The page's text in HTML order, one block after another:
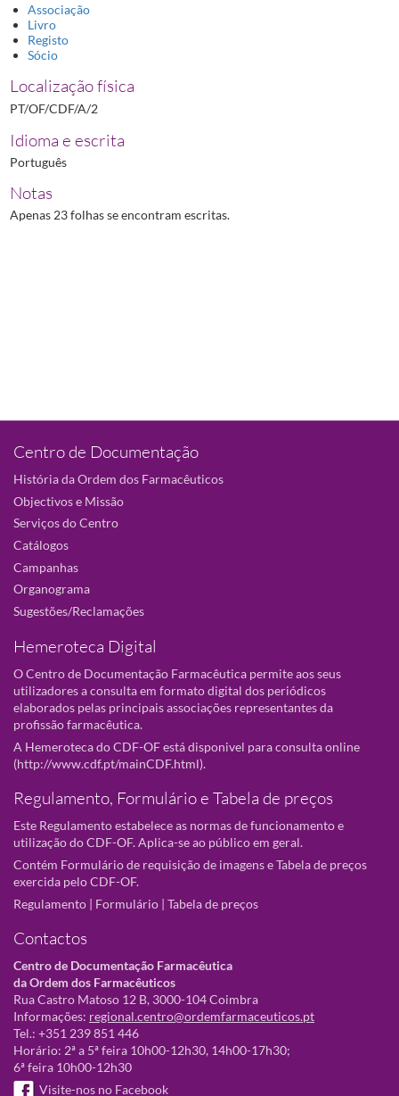
Associação
Livro
Registo
Sócio
Localização física
PT/OF/CDF/A/2
Idioma e escrita
Português
Notas
Apenas 23 folhas se encontram escritas.
Centro de Documentação
História da Ordem dos Farmacêuticos
Objectivos e Missão
Serviços do Centro
Catálogos
Campanhas
Organograma
Sugestões/Reclamações
Hemeroteca Digital
O Centro de Documentação Farmacêutica permite aos seus
utilizadores a consulta em formato digital dos periódicos
elaborados pelas principais associações representantes da
profissão farmacêutica.
A Hemeroteca do CDF-OF está disponivel para consulta online
(http://www.cdf.pt/mainCDF.html).
Regulamento, Formulário e Tabela de preços
Este Regulamento estabelece as normas de funcionamento e
utilização do CDF-OF. Aplica-se ao público em geral.
Contém Formulário de requisição de imagens e Tabela de preços
exercida pelo CDF-OF.
Regulamento | Formulário | Tabela de preços
Contactos
Centro de Documentação Farmacêutica
da Ordem dos Farmacêuticos
Rua Castro Matoso 12 B, 3000-104 Coimbra
Informações: regional.centro@ordemfarmaceuticos.pt
Tel.: +351 239 851 446
Horário: 2ª a 5ª feira 10h00-12h30, 14h00-17h30;
6ª feira 10h00-12h30
Visite-nos no Facebook